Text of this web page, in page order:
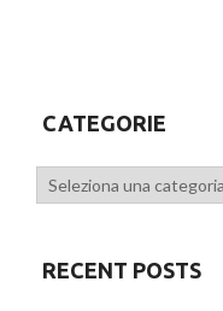
CATEGORIE
Categorie
RECENT POSTS